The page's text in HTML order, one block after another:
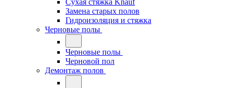
Сухая стяжка Knauf
Замена старых полов
Гидроизоляция и стяжка
Черновые полы
Черновые полы
Черновой пол
Демонтаж полов